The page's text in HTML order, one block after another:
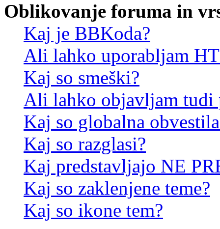
Oblikovanje foruma in
Kaj je BBKoda?
Ali lahko uporabljam
Kaj so smeški?
Ali lahko objavljam tudi
Kaj so globalna
Kaj so razglasi?
Kaj predstavljajo NE
Kaj so zaklenjene teme?
Kaj so ikone tem?